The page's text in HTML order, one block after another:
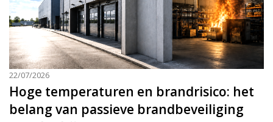
22/07/2026
Hoge temperaturen en brandrisico: het
belang van passieve brandbeveiliging